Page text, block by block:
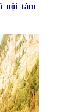
nội tâm